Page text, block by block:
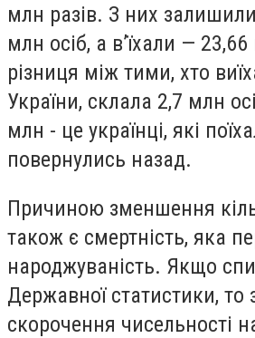
млн разів. З них
млн осіб, а в’їхали —
різниця між тими, хто
України, склала 2,7 млн
млн - це українці, які
повернулись назад.
Причиною зменшення
також є смертність, яка
народжуваність. Якщо
Державної статистики, то
скорочення чисельності